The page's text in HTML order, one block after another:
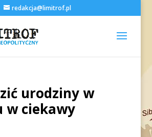
redakcja@limitrof.pl
urodziny w
w ciekawy